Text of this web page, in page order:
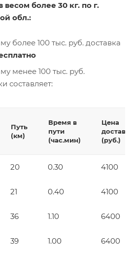
весом более 30 кг. по г.
обл.:
более 100 тыс. руб. доставка
менее 100 тыс. руб.
составляет:
Путь
(км)
Время в
пути
(час.мин)
Цена
(руб.)
20 0.30 4100
21 0.40 4100
36 1.10 6400
39 1.00 6400